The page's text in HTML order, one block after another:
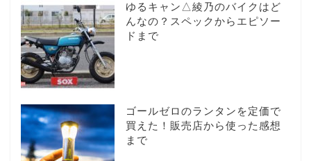
ゆるキャン△綾乃のバイクはど
んなの？スペックからエピソー
ドまで
ゴールゼロのランタンを定価で
買えた！販売店から使った感想
まで